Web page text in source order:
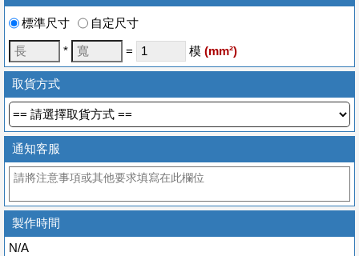
標準尺寸 自定尺寸
* = 模 (mm²)
取貨方式
通知客服
製作時間
N/A